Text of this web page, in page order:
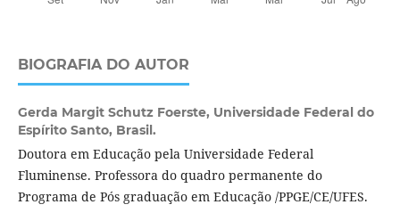
BIOGRAFIA DO AUTOR
Gerda Margit Schutz Foerste, Universidade Federal do
Espírito Santo, Brasil.
Doutora em Educação pela Universidade Federal
Fluminense. Professora do quadro permanente do
Programa de Pós graduação em Educação /PPGE/CE/UFES.